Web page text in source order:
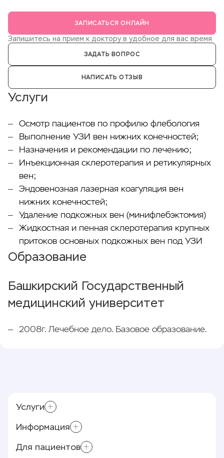
ЗАПИСАТЬСЯ ОНЛАЙН
Запишитесь на прием к доктору в удобное для вас время
ЗАДАТЬ ВОПРОС
НАПИСАТЬ ОТЗЫВ
Услуги
Осмотр пациентов по профилю флебология
Выполнение УЗИ вен нижних конечностей;
Назначения и рекомендации по лечению;
Инъекционная склеротерапия и ретикулярных
вен;
Эндовенозная лазерная коагуляция вен
нижних конечностей;
Удаление подкожных вен (минифлебэктомия)
Жидкостная и пенная склеротерапия крупных
притоков основных подкожных вен под УЗИ
Образование
Башкирский Государственный
медицинский университет
2008г. Лечебное дело. Базовое образование.
Услуги
Склеротерапия
Приём хирурга-флеболога
Минифлебэктомия
Информация
Контролирующие органы
Для пациентов